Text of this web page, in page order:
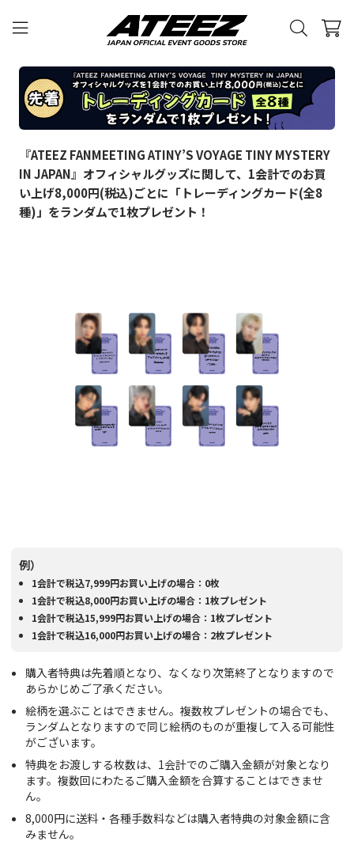
『ATEEZ FANMEETING ATINY’S VOYAGE TINY MYSTERY
IN JAPAN』オフィシャルグッズに関して、1会計でのお買
い上げ8,000円(税込)ごとに「トレーディングカード(全8
種)」をランダムで1枚プレゼント！
例）
1会計で税込7,999円お買い上げの場合：0枚
1会計で税込8,000円お買い上げの場合：1枚プレゼント
1会計で税込15,999円お買い上げの場合：1枚プレゼント
1会計で税込16,000円お買い上げの場合：2枚プレゼント
購入者特典は先着順となり、なくなり次第終了となりますので
あらかじめご了承ください。
絵柄を選ぶことはできません。複数枚プレゼントの場合でも、
ランダムとなりますので同じ絵柄のものが重複して入る可能性
がございます。
特典をお渡しする枚数は、1会計でのご購入金額が対象となり
ます。複数回にわたるご購入金額を合算することはできませ
ん。
8,000円に送料・各種手数料などは購入者特典の対象金額に含
みません。